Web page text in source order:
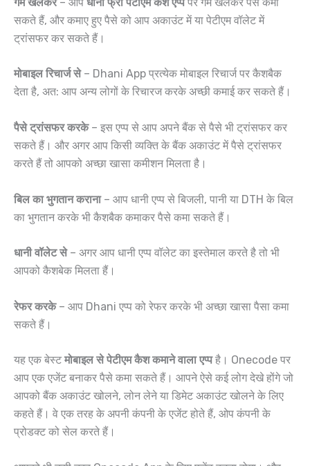
सकते हैं, और कमाए हुए पैसे को आप अकाउंट में या पेटीएम वॉलेट में
ट्रांसफर कर सकते हैं।
मोबाइल रिचार्ज से– Dhani App प्रत्येक मोबाइल रिचार्ज पर कैशबैक
देता है, अत: आप अन्य लोगों के रिचारज करके अच्छी कमाई कर सकते हैं।
पैसे ट्रांसफर करके– इस एप्प से आप अपने बैंक से पैसे भी ट्रांसफर कर
सकते हैं। और अगर आप किसी व्यक्ति के बैंक अकाउंट में पैसे ट्रांसफर
करते हैं तो आपको अच्छा खासा कमीशन मिलता है।
बिल का भुगतान कराना– आप धानी एप्प से बिजली, पानी या DTH के बिल
का भुगतान करके भी कैशबैक कमाकर पैसे कमा सकते हैं।
धानी वॉलेट से– अगर आप धानी एप्प वॉलेट का इस्तेमाल करते है तो भी
आपको कैशबेक मिलता हैं।
रेफर करके– आप Dhani एप्प को रेफर करके भी अच्छा खासा पैसा कमा
सकते हैं।
यह एक बेस्टमोबाइल से पेटीएम कैश कमाने वाला एप्पहै। Onecode पर
आप एक एजेंट बनाकर पैसे कमा सकते हैं। आपने ऐसे कई लोग देखे होंगे जो
आपको बैंक अकाउंट खोलने, लोन लेने या डिमेट अकाउंट खोलने के लिए
कहते हैं। वे एक तरह के अपनी कंपनी के एजेंट होते हैं, ओप कंपनी के
प्रोडक्ट को सेल करते हैं।